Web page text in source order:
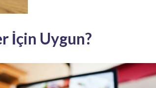
İçin Uygun?